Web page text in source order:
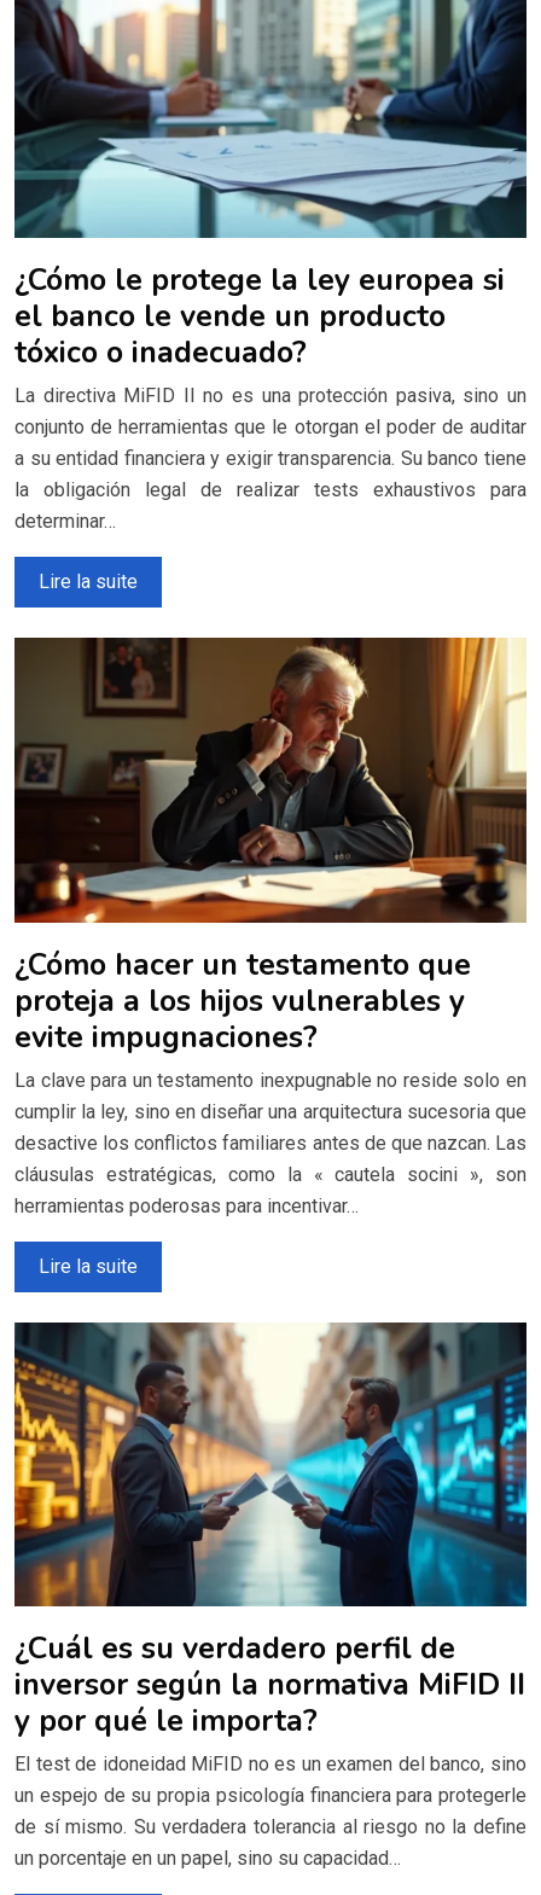
¿Cómo le protege la ley europea si
el banco le vende un producto
tóxico o inadecuado?
La directiva MiFID II no es una protección pasiva, sino un
conjunto de herramientas que le otorgan el poder de auditar
a su entidad financiera y exigir transparencia. Su banco tiene
la obligación legal de realizar tests exhaustivos para
determinar…
Lire la suite
¿Cómo hacer un testamento que
proteja a los hijos vulnerables y
evite impugnaciones?
La clave para un testamento inexpugnable no reside solo en
cumplir la ley, sino en diseñar una arquitectura sucesoria que
desactive los conflictos familiares antes de que nazcan. Las
cláusulas estratégicas, como la « cautela socini », son
herramientas poderosas para incentivar…
Lire la suite
¿Cuál es su verdadero perfil de
inversor según la normativa MiFID II
y por qué le importa?
El test de idoneidad MiFID no es un examen del banco, sino
un espejo de su propia psicología financiera para protegerle
de sí mismo. Su verdadera tolerancia al riesgo no la define
un porcentaje en un papel, sino su capacidad…